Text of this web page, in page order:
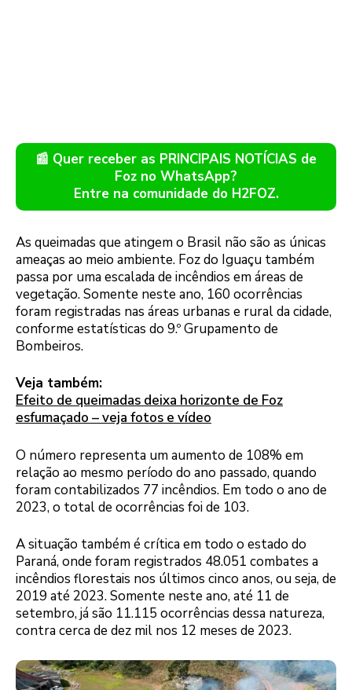
📰 Quer receber as PRINCIPAIS NOTÍCIAS de
Foz no WhatsApp?
Entre na comunidade do H2FOZ.
As queimadas que atingem o Brasil não são as únicas
ameaças ao meio ambiente. Foz do Iguaçu também
passa por uma escalada de incêndios em áreas de
vegetação. Somente neste ano, 160 ocorrências
foram registradas nas áreas urbanas e rural da cidade,
conforme estatísticas do 9.º Grupamento de
Bombeiros.
Veja também:
Efeito de queimadas deixa horizonte de Foz
esfumaçado – veja fotos e vídeo
O número representa um aumento de 108% em
relação ao mesmo período do ano passado, quando
foram contabilizados 77 incêndios. Em todo o ano de
2023, o total de ocorrências foi de 103.
A situação também é crítica em todo o estado do
Paraná, onde foram registrados 48.051 combates a
incêndios florestais nos últimos cinco anos, ou seja, de
2019 até 2023. Somente neste ano, até 11 de
setembro, já são 11.115 ocorrências dessa natureza,
contra cerca de dez mil nos 12 meses de 2023.